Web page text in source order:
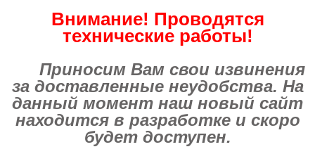
Внимание! Проводятся
технические работы!
Приносим Вам свои извинения
за доставленные неудобства. На
данный момент наш новый сайт
находится в разработке и скоро
будет доступен.